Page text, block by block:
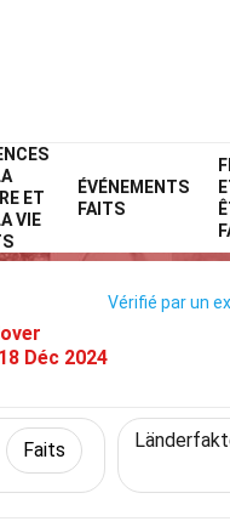
ET
VIE
ÉVÉNEMENTS
FAITS
Monde
Faits Sur
18 Déc 2024
Vérifié par un
Faits